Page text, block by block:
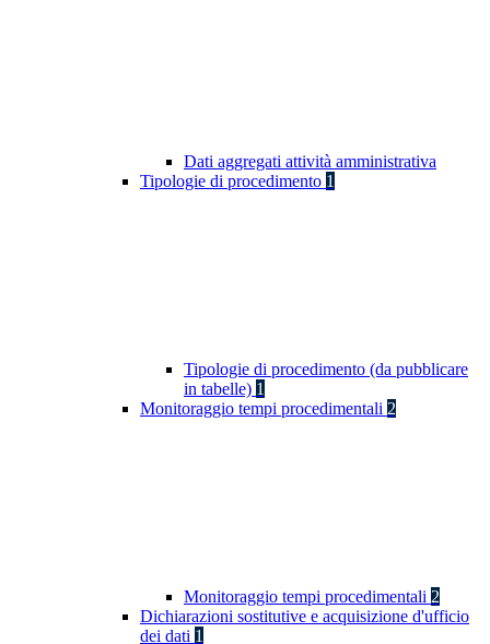
Dati aggregati attività amministrativa
Tipologie di procedimento 1
Tipologie di procedimento (da pubblicare
in tabelle) 1
Monitoraggio tempi procedimentali 2
Monitoraggio tempi procedimentali 2
Dichiarazioni sostitutive e acquisizione d'ufficio
dei dati 1